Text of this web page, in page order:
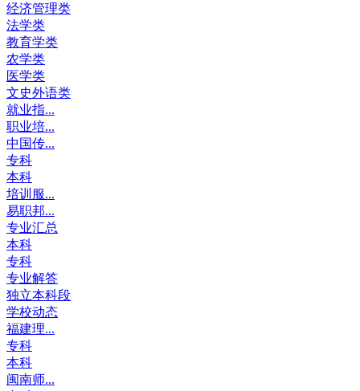
经济管理类
法学类
教育学类
农学类
医学类
文史外语类
就业指...
职业培...
中国传...
专科
本科
培训服...
易职邦...
专业汇总
本科
专科
专业解答
独立本科段
学校动态
福建理...
专科
本科
闽南师...